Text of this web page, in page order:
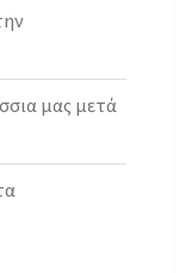
μας μετά